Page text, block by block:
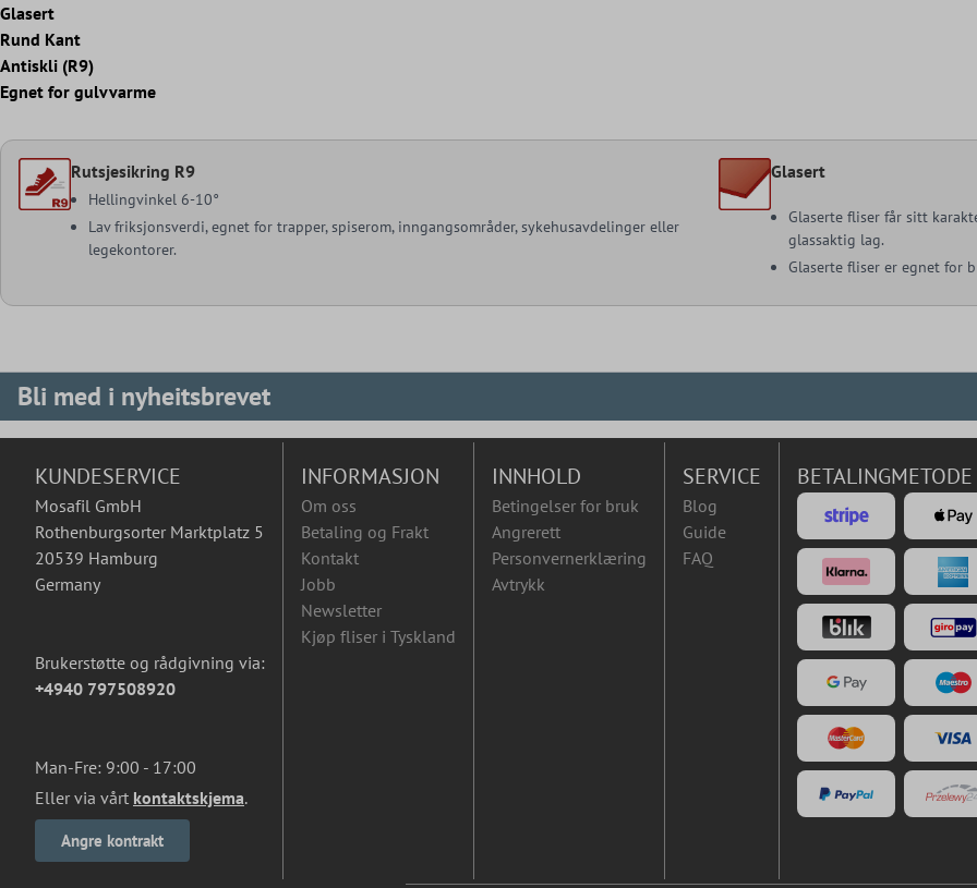
Glasert
Rund Kant
Antiskli (R9)
Egnet for gulvvarme
Rutsjesikring R9
Hellingvinkel 6-10°
Lav friksjonsverdi, egnet for trapper, spiserom, inngangsområder, sykehusavdelinger eller
legekontorer.
Glasert
Glaserte fliser får sitt
glassaktig lag.
Glaserte fliser er egnet for
Bli med i nyheitsbrevet
KUNDESERVICE
Mosafil GmbH
Rothenburgsorter Marktplatz 5
20539 Hamburg
Germany
Brukerstøtte og rådgivning via:
+4940 797508920
Man-Fre: 9:00 - 17:00
Eller via vårt kontaktskjema.
Angre kontrakt
INFORMASJON
Om oss
Betaling og Frakt
Kontakt
Jobb
Newsletter
Kjøp fliser i Tyskland
INNHOLD
Betingelser for bruk
Angrerett
Personvernerklæring
Avtrykk
SERVICE
Blog
Guide
FAQ
BETALINGMETODE